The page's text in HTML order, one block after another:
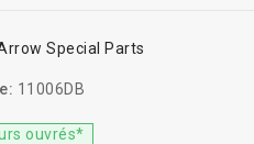
Special Parts
11006DB
ouvrés*